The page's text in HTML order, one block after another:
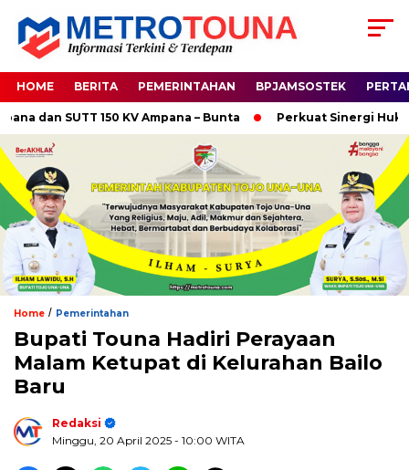
HOME BERITA PEMERINTAHAN BPJAMSOSTEK
SUTT 150 KV Ampana – Bunta Perkuat Sinergi Hukum,
Home / Pemerintahan
Bupati Touna Hadiri Perayaan
Malam Ketupat di Kelurahan Bailo
Baru
Redaksi
Minggu, 20 April 2025 - 10:00 WITA